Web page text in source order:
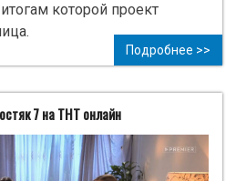
которой проект
Подробнее >>
7 на ТНТ онлайн